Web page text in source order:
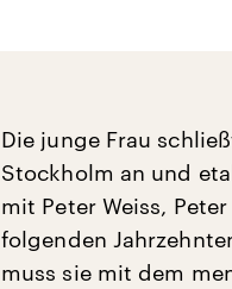
Die junge Frau
Stockholm an und
mit Peter Weiss,
folgenden
muss sie mit dem